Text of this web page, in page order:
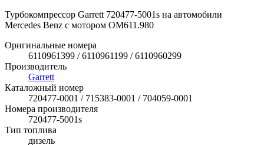
Турбокомпрессор Garrett 720477-5001s на автомобили
Mercedes Benz с мотором OM611.980
Оригинальные номера
6110961399 / 6110961199 / 6110960299
Производитель
Garrett
Каталожный номер
720477-0001 / 715383-0001 / 704059-0001
Номера производителя
720477-5001s
Тип топлива
дизель